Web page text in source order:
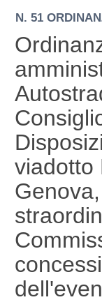
N. 51
viadotto